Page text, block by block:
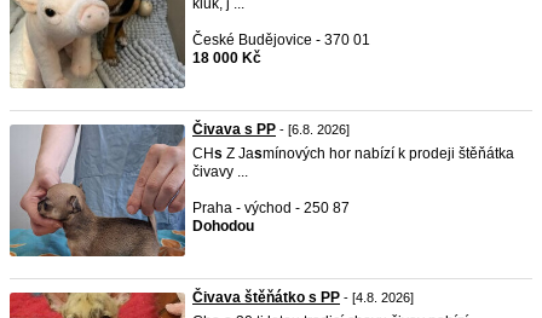
kluk, j ...
České Budějovice - 370 01
18 000 Kč
Čivava s PP - [6.8. 2026]
CHs Z Jasmínových hor nabízí k prodeji štěňátka
čivavy ...
Praha - východ - 250 87
Dohodou
Čivava štěňátko s PP - [4.8. 2026]